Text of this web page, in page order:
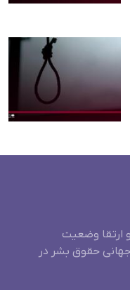
ارتقا وضعیت
حقوق بشر در